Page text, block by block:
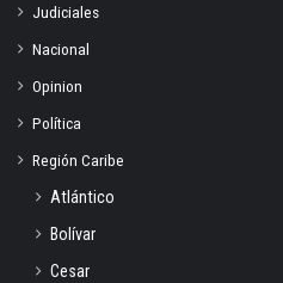
Judiciales
Nacional
Opinion
Política
Región Caribe
Atlántico
Bolívar
Cesar